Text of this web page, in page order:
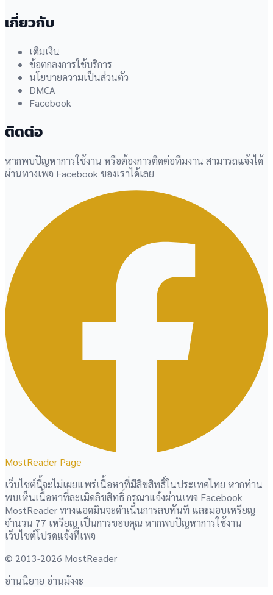
เกี่ยวกับ
เติมเงิน
ข้อตกลงการใช้บริการ
นโยบายความเป็นส่วนตัว
DMCA
Facebook
ติดต่อ
หากพบปัญหาการใช้งาน หรือต้องการติดต่อทีมงาน สามารถแจ้งได้
ผ่านทางเพจ Facebook ของเราได้เลย
MostReader Page
เว็บไซต์นี้จะไม่เผยแพร่เนื้อหาที่มีลิขสิทธิ์ในประเทศไทย หากท่าน
พบเห็นเนื้อหาที่ละเมิดลิขสิทธิ์ กรุณาแจ้งผ่านเพจ Facebook
MostReader ทางแอดมินจะดำเนินการลบทันที และมอบเหรียญ
จำนวน 77 เหรียญ เป็นการขอบคุณ หากพบปัญหาการใช้งาน
เว็บไซต์โปรดแจ้งที่เพจ
© 2013-2026 MostReader
อ่านนิยาย อ่านมังงะ